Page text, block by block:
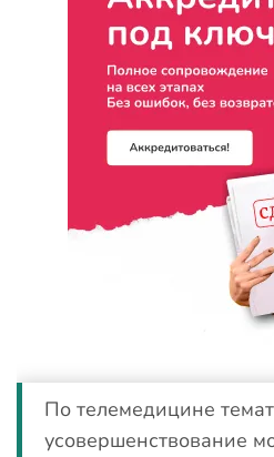
По телемедицине
усовершенствование